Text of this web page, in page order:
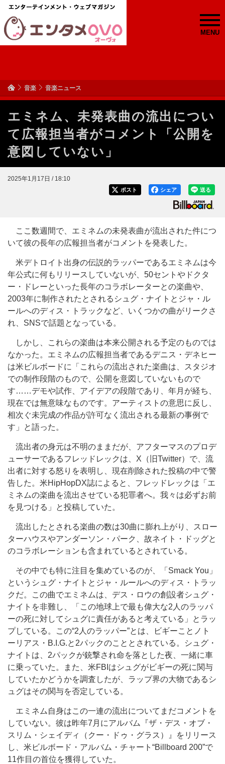
MENU
音楽 音楽ニュース
エミネム、未発表曲の流出につい
て広報担当者がコメント「公開を
意図していない」
2025年1月17日 / 18:10
送る
シェア
ポスト
ここ数週間で、エミネムの未発表曲が流出された件につ
いて彼の長年の広報担当者がコメントを発表した。
米デトロイト出身の伝説的ラッパーであるエミネムは今
年公式に何もリリースしていないが、50セントやドクタ
ー・ドレーといった長年のコラボレーターとの楽曲や、
2003年に制作されたとされるシュグ・ナイトとジャ・ル
ールへのディス・トラックなど、いくつかの曲がリークさ
れ、 SNSで話題となっている。
しかし、これらの楽曲は本来公開される予定のものでは
なかった。エミネムの広報担当者であるデニス・デネヒー
は米ビルボードに「これらの流出された楽曲は、スタジオ
での制作段階のもので、公開を意図していないもので
す……デモや試作、アイデアの段階であり、年月が経ち、
現在では無意味なものです。アーティストの意思に反し、
相次ぐ未完成の作品が許可なく流出される最新の事例で
す」と語った。
流出者の身元は不明のままだが、アフターマスのプロデ
ューサーであるフレッドレックは、X（旧Twitter）で、流
出者に対する怒りを表明し、現在削除された投稿の中で警
告した。米HipHopDX誌によると、フレッドレックは「エ
ミネムの楽曲を流出させている犯罪者へ。我々は必ずお前
を見つける」と投稿していた。
流出したとされる楽曲の数は30曲に膨れ上がり、スロー
ターハウスやアンダーソン・パーク、故ネイト・ドッグと
のコラボレーションも含まれているとされている。
その中でも特に注目を集めているのが、「Smack You」
というシュグ・ナイトとジャ・ルールへのディス・トラッ
クだ。この曲でエミネムは、デス・ロウの創設者シュグ・
ナイトを非難し、「この地球上で最も偉大な2人のラッパ
ーの死に対してシュグに責任があると考えている」とラッ
プしている。この“2人のラッパー”とは、ビギーことノト
ーリアス・B.I.G.と2パックのこととされている。シュグ・
ナイトは、2パックが銃撃され命を落とした夜、一緒に車
に乗っていた。また、米FBIはシュグがビギーの死に関与
していたかどうかを調査したが、ラップ界の大物であるシ
ュグはその関与を否定している。
エミネム自身はこの一連の流出についてまだコメントを
していない。彼は昨年7月にアルバム『ザ・デス・オブ・
スリム・シェイディ（クー・ドゥ・グラス）』をリリース
し、米ビルボード・アルバム・チャート“Billboard 200”で
11作目の首位を獲得していた。